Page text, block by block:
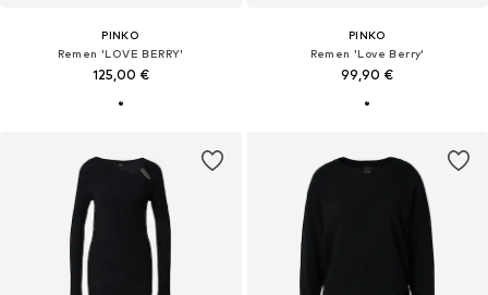
PINKO
Remen 'LOVE BERRY'
125,00 €
PINKO
Remen 'Love Berry'
99,90 €